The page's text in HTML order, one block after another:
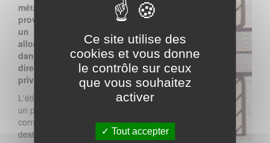
métal en
provoquant
un
allongement
dans une
direction
privilégiée.
L'étirage est
un procédé de
corroyage
destiné à
Ce site utilise des
cookies et vous donne
le contrôle sur ceux
que vous souhaitez
activer
Tout accepter